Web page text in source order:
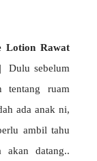
Lotion Rawat
sebelum
tentang ruam
ada anak ni,
ambil tahu
akan datang..